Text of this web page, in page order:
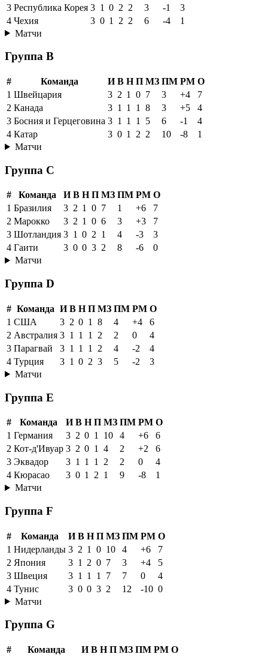
3 Республика Корея 3 1 0 2 2 3 -1
3
4 Чехия 3 0 1 2 2 6 -4
1
Матчи
Группа B
# Команда И В Н П МЗ ПМ РМ О
1 Швейцария 3 2 1 0 7 3 +4
7
2 Канада 3 1 1 1 8 3 +5
4
3 Босния и Герцеговина 3 1 1 1 5 6 -1
4
4 Катар 3 0 1 2 2 10 -8
1
Матчи
Группа C
# Команда И В Н П МЗ ПМ РМ О
1 Бразилия 3 2 1 0 7 1 +6
7
2 Марокко 3 2 1 0 6 3 +3
7
3 Шотландия 3 1 0 2 1 4 -3
3
4 Гаити 3 0 0 3 2 8 -6
0
Матчи
Группа D
# Команда И В Н П МЗ ПМ РМ О
1 США 3 2 0 1 8 4 +4
6
2 Австралия 3 1 1 1 2 2 0
4
3 Парагвай 3 1 1 1 2 4 -2
4
4 Турция 3 1 0 2 3 5 -2
3
Матчи
Группа E
# Команда И В Н П МЗ ПМ РМ О
1 Германия 3 2 0 1 10 4 +6
6
2 Кот-д'Ивуар 3 2 0 1 4 2 +2
6
3 Эквадор 3 1 1 1 2 2 0
4
4 Кюрасао 3 0 1 2 1 9 -8
1
Матчи
Группа F
# Команда И В Н П МЗ ПМ РМ О
1 Нидерланды 3 2 1 0 10 4 +6
7
2 Япония 3 1 2 0 7 3 +4
5
3 Швеция 3 1 1 1 7 7 0
4
4 Тунис 3 0 0 3 2 12 -10 0
Матчи
Группа G
# Команда И В Н П МЗ ПМ РМ О